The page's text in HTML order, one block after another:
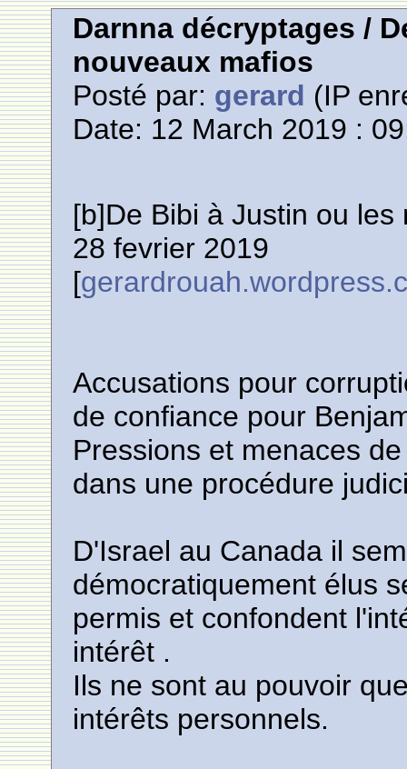
Darnna décryptages /
nouveaux mafios
Posté par: gerard (IP
Date: 12 March 2019 :
[b]De Bibi à Justin ou
28 fevrier 2019
[
Accusations pour
de confiance pour
Pressions et menaces
dans une procédure
D'Israel au Canada il
démocratiquement élus
permis et confondent
intérêt .
Ils ne sont au pouvoir
intérêts personnels.